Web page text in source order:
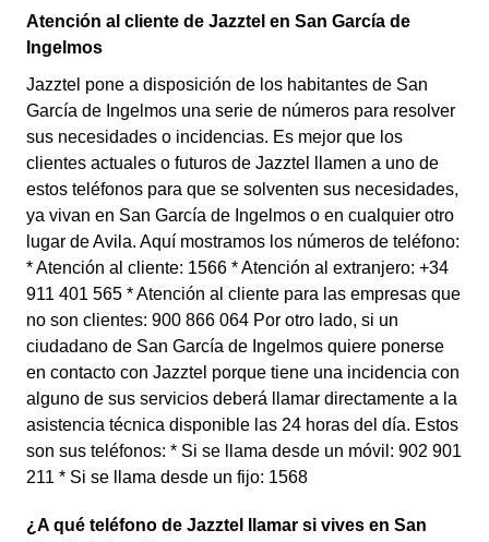
Atención al cliente de Jazztel en San García de
Ingelmos
Jazztel pone a disposición de los habitantes de San
García de Ingelmos una serie de números para resolver
sus necesidades o incidencias. Es mejor que los
clientes actuales o futuros de Jazztel llamen a uno de
estos teléfonos para que se solventen sus necesidades,
ya vivan en San García de Ingelmos o en cualquier otro
lugar de Avila. Aquí mostramos los números de teléfono:
* Atención al cliente: 1566 * Atención al extranjero: +34
911 401 565 * Atención al cliente para las empresas que
no son clientes: 900 866 064 Por otro lado, si un
ciudadano de San García de Ingelmos quiere ponerse
en contacto con Jazztel porque tiene una incidencia con
alguno de sus servicios deberá llamar directamente a la
asistencia técnica disponible las 24 horas del día. Estos
son sus teléfonos: * Si se llama desde un móvil: 902 901
211 * Si se llama desde un fijo: 1568
¿A qué teléfono de Jazztel llamar si vives en San